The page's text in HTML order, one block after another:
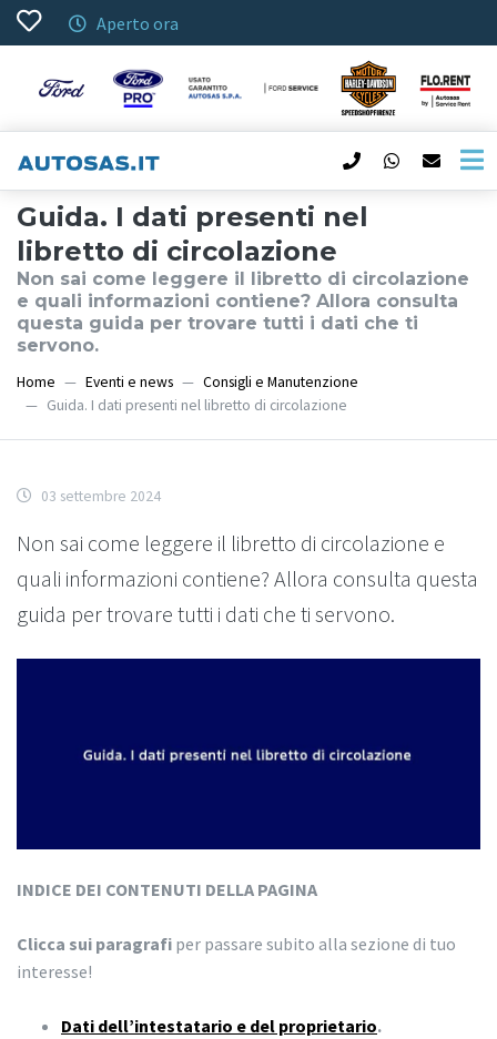
Aperto ora
Guida. I dati presenti nel
libretto di circolazione
Non sai come leggere il libretto di circolazione
e quali informazioni contiene? Allora consulta
questa guida per trovare tutti i dati che ti
servono.
Home Eventi e news
Consigli e Manutenzione
Guida. I dati presenti nel libretto di circolazione
03 settembre 2024
Non sai come leggere il libretto di circolazione e
quali informazioni contiene? Allora consulta questa
guida per trovare tutti i dati che ti servono.
INDICE DEI CONTENUTI DELLA PAGINA
Clicca sui paragrafi per passare subito alla sezione di tuo
interesse!
Dati dell’intestatario e del proprietario.